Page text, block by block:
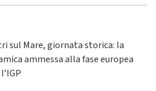
sul Mare, giornata storica: la
ammessa alla fase europea